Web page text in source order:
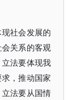
社会发展的
关系的客观
法要体现我
，推动国家
法要从国情